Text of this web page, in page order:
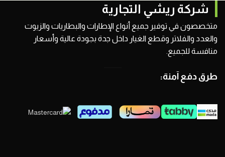
شركة ريشي التجارية
متخصصون في توفير جميع أنواع الإطارات والبطاريات والزيوت
والعدد والفلاتر وقطع الغيار داخل جدة بجودة عالية وأسعار
منافسة للجميع.
طرق دفع آمنة: